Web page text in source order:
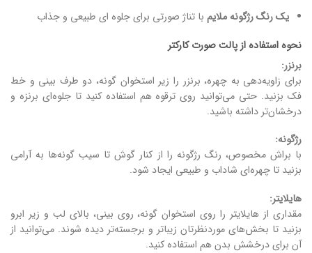
یک رنگ رژگونه ملایم با تناژ صورتی برای جلوه‌ ای طبیعی و جذاب
نحوه استفاده از پالت صورت کارکتر
برنزر:
برای زاویه‌دهی به چهره، برنزر را زیر استخوان گونه، دو طرف بینی و خط
فک بزنید. حتی می‌توانید روی ترقوه هم استفاده کنید تا جلوه‌ای برنزه و
درخشان‌تر داشته باشید.
رژگونه:
با براش مخصوص، رنگ رژگونه را از کنار گوش تا سیب گونه‌ها به آرامی
بزنید تا چهره‌ای شاداب و طبیعی ایجاد شود.
هایلایتر:
مقداری از هایلایتر را روی استخوان گونه، روی بینی، بالای لب و زیر ابرو
بزنید تا بخش‌های موردنظرتان زیباتر و برجسته‌تر دیده شوند. می‌توانید از
آن برای درخشش بدن هم استفاده کنید.